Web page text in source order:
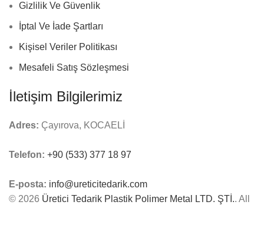
Gizlilik Ve Güvenlik
İptal Ve İade Şartları
Kişisel Veriler Politikası
Mesafeli Satış Sözleşmesi
İletişim Bilgilerimiz
Adres: Çayırova, KOCAELİ
Telefon: +90 (533) 377 18 97
E-posta: info@ureticitedarik.com
© 2026 Üretici Tedarik Plastik Polimer Metal LTD. ŞTİ.. All